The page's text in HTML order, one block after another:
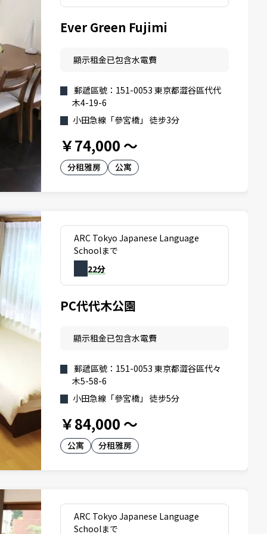
Ever Green Fujimi
顯示租金已包含水電費
郵遞區號：151-0053 東京都澀谷區代代
木4-19-6
小田急線「參宮橋」 徒步3分
￥74,000 ～
分租雅房 公寓
ARC Tokyo Japanese Language
Schoolまで
22分
PC代代木公園
顯示租金已包含水電費
郵遞區號：151-0053 東京都澀谷區代々
木5-58-6
小田急線「參宮橋」 徒步5分
￥84,000 ～
公寓 分租雅房
ARC Tokyo Japanese Language
Schoolまで